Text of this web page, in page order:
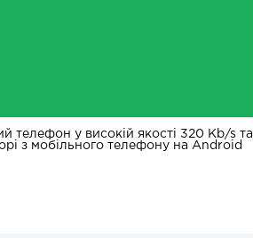
телефон у високій якості 320 Kb/s та
з мобільного телефону на Android